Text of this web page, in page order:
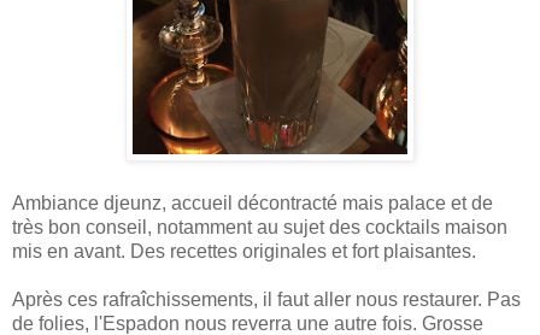
Ambiance djeunz, accueil décontracté mais palace et de
très bon conseil, notamment au sujet des cocktails maison
mis en avant. Des recettes originales et fort plaisantes.
Après ces rafraîchissements, il faut aller nous restaurer. Pas
de folies, l'Espadon nous reverra une autre fois. Grosse